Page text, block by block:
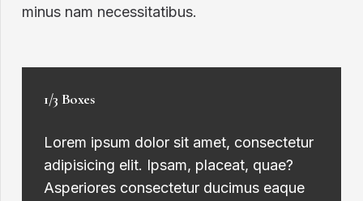
minus nam necessitatibus.
1/3 Boxes
Lorem ipsum dolor sit amet, consectetur
adipisicing elit. Ipsam, placeat, quae?
Asperiores consectetur ducimus eaque